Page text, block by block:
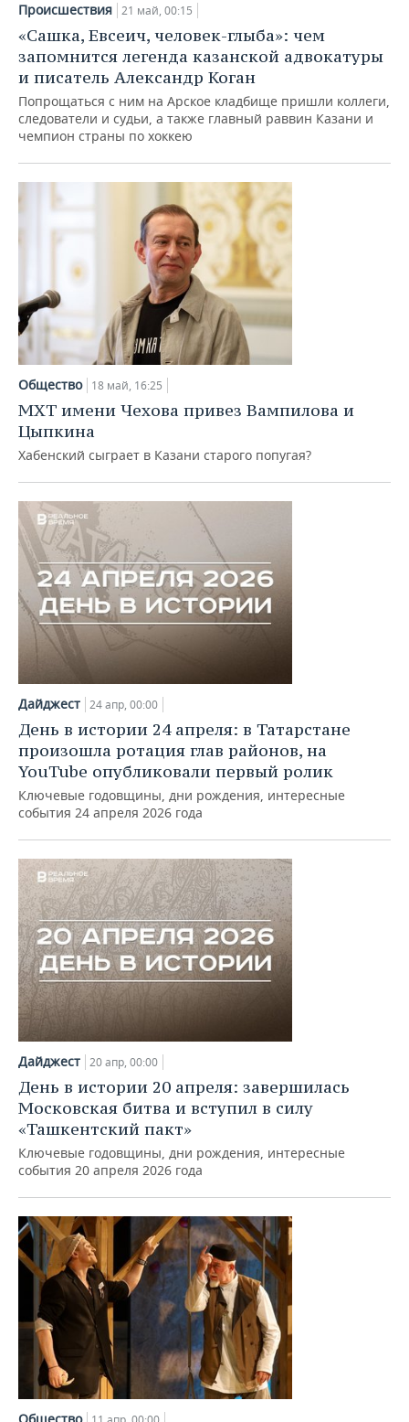
Происшествия 21 май, 00:15
«Сашка, Евсеич, человек-глыба»: чем
запомнится легенда казанской адвокатуры
и писатель Александр Коган
Попрощаться с ним на Арское кладбище пришли коллеги,
следователи и судьи, а также главный раввин Казани и
чемпион страны по хоккею
Общество 18 май, 16:25
МХТ имени Чехова привез Вампилова и
Цыпкина
Хабенский сыграет в Казани старого попугая?
Дайджест 24 апр, 00:00
День в истории 24 апреля: в Татарстане
произошла ротация глав районов, на
YouTube опубликовали первый ролик
Ключевые годовщины, дни рождения, интересные
события 24 апреля 2026 года
Дайджест 20 апр, 00:00
День в истории 20 апреля: завершилась
Московская битва и вступил в силу
«Ташкентский пакт»
Ключевые годовщины, дни рождения, интересные
события 20 апреля 2026 года